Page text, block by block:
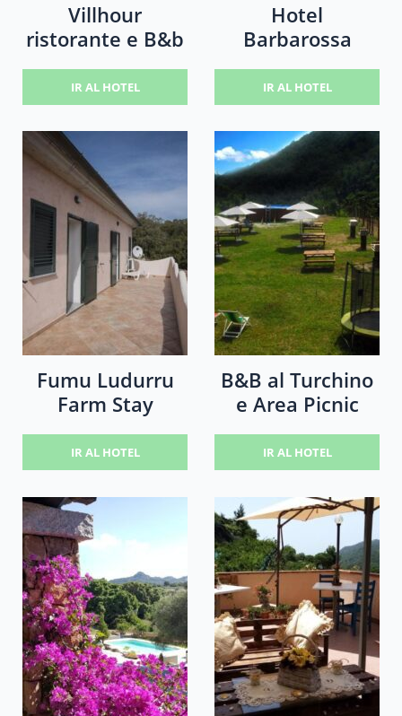
Villhour
ristorante e B&b
IR AL HOTEL
Hotel
Barbarossa
IR AL HOTEL
Fumu Ludurru
Farm Stay
IR AL HOTEL
B&B al Turchino
e Area Picnic
IR AL HOTEL